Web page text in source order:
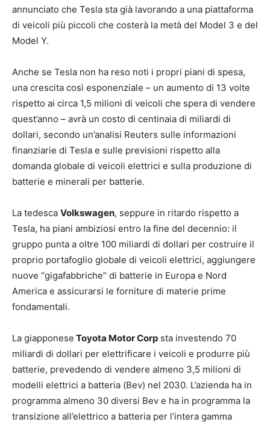
annunciato che Tesla sta già lavorando a una piattaforma
di veicoli più piccoli che costerà la metà del Model 3 e del
Model Y.
Anche se Tesla non ha reso noti i propri piani di spesa,
una crescita così esponenziale – un aumento di 13 volte
rispetto ai circa 1,5 milioni di veicoli che spera di vendere
quest’anno – avrà un costo di centinaia di miliardi di
dollari, secondo un’analisi Reuters sulle informazioni
finanziarie di Tesla e sulle previsioni rispetto alla
domanda globale di veicoli elettrici e sulla produzione di
batterie e minerali per batterie.
La tedesca Volkswagen, seppure in ritardo rispetto a
Tesla, ha piani ambiziosi entro la fine del decennio: il
gruppo punta a oltre 100 miliardi di dollari per costruire il
proprio portafoglio globale di veicoli elettrici, aggiungere
nuove “gigafabbriche” di batterie in Europa e Nord
America e assicurarsi le forniture di materie prime
fondamentali.
La giapponese Toyota Motor Corp sta investendo 70
miliardi di dollari per elettrificare i veicoli e produrre più
batterie, prevedendo di vendere almeno 3,5 milioni di
modelli elettrici a batteria (Bev) nel 2030. L’azienda ha in
programma almeno 30 diversi Bev e ha in programma la
transizione all’elettrico a batteria per l’intera gamma